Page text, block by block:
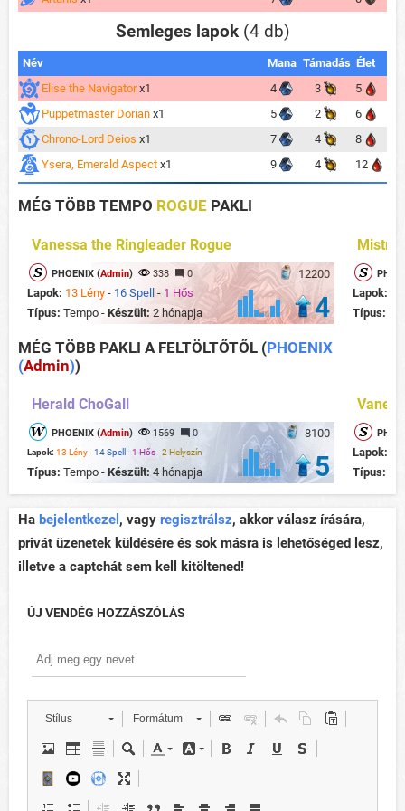
Semleges lapok (4 db)
Név Mana Támadás Élet
Elise the Navigator x1 4 3
5
Puppetmaster Dorian x1 5 2
6
Chrono-Lord Deios x1 7 4
8
Ysera, Emerald Aspect x1 9 4 12
MÉG TÖBB TEMPO ROGUE PAKLI
Vanessa the Ringleader Rogue
12200
PHOENIX (Admin) 338 0
Lapok: 13 Lény - 16 Spell - 1 Hős
Típus: Tempo - Készült: 2 hónapja 4 Lapok:
Típus:
MÉG TÖBB PAKLI A FELTÖLTŐTŐL (PHOENIX
(Admin))
Herald ChoGall
8100
PHOENIX (Admin) 1569 0
Lapok: 13 Lény-14 Spell -1 Hős-2 Helyszín
Típus: Tempo - Készült: 4 hónapja 5 Lapok:
Típus:
Ha bejelentkezel , vagy regisztrálsz, akkor válasz írására,
privát üzenetek küldésére és sok másra is lehetőséged lesz,
illetve a captchát sem kell kitöltened!
ÚJ VENDÉG HOZZÁSZÓLÁS
Stílus Formátum